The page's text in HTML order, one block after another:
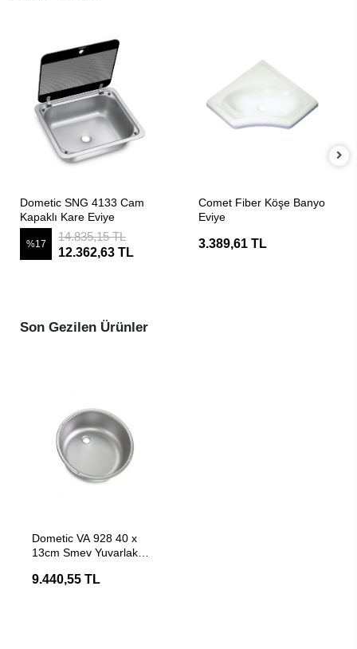
Dometic SNG 4133 Cam
Kapaklı Kare Eviye
%17
14.835,15 TL
12.362,63 TL
Comet Fiber Köşe Banyo
Eviye
3.389,61 TL
Son Gezilen Ürünler
Dometic VA 928 40 x
13cm Smev Yuvarlak
9.440,55 TL